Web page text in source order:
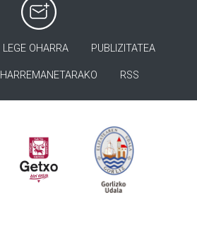
LEGE OHARRA PUBLIZITATEA
HARREMANETARAKO RSS